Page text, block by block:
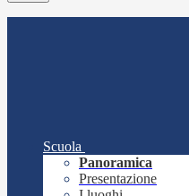
Scuola
Panoramica
Presentazione